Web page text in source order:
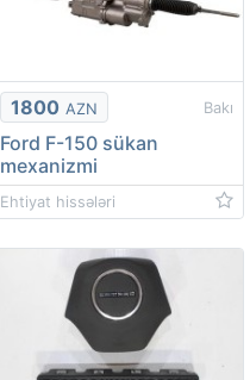
1800 AZN Bakı
Ford F-150 sükan
mexanizmi
Ehtiyat hissələri